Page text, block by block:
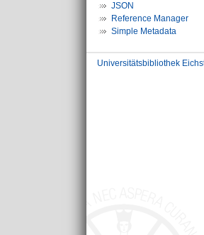
JSON
Reference Manager
Simple Metadata
Universitätsbibliothek